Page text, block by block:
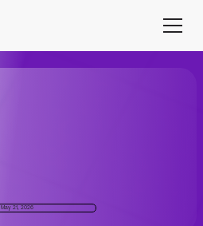
May 21, 2026